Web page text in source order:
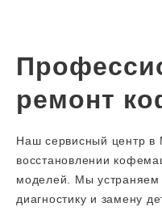
ремонт
Наш сервисный центр в
восстановлении
моделей. Мы устраняем
диагностику и замену